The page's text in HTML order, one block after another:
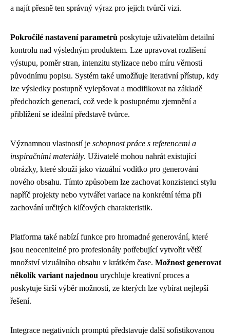
a najít přesně ten správný výraz pro jejich tvůrčí vizi.
Pokročilé nastavení parametrů poskytuje uživatelům detailní
kontrolu nad výsledným produktem. Lze upravovat rozlišení
výstupu, poměr stran, intenzitu stylizace nebo míru věrnosti
původnímu popisu. Systém také umožňuje iterativní přístup, kdy
lze výsledky postupně vylepšovat a modifikovat na základě
předchozích generací, což vede k postupnému zjemnění a
přiblížení se ideální představě tvůrce.
Významnou vlastností je schopnost práce s referencemi a
inspiračními materiály. Uživatelé mohou nahrát existující
obrázky, které slouží jako vizuální vodítko pro generování
nového obsahu. Tímto způsobem lze zachovat konzistenci stylu
napříč projekty nebo vytvářet variace na konkrétní téma při
zachování určitých klíčových charakteristik.
Platforma také nabízí funkce pro hromadné generování, které
jsou neocenitelné pro profesionály potřebující vytvořit větší
množství vizuálního obsahu v krátkém čase. Možnost generovat
několik variant najednou urychluje kreativní proces a
poskytuje širší výběr možností, ze kterých lze vybírat nejlepší
řešení.
Integrace negativních promptů představuje další sofistikovanou